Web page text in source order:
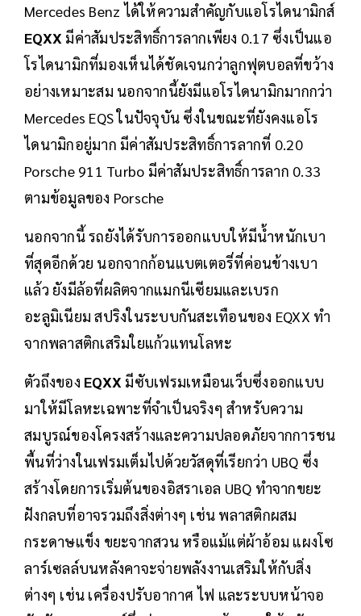
Mercedes Benz ได้ให้ความสำคัญกับแอโรไดนามิกส์
EQXX มีค่าสัมประสิทธิ์การลากเพียง 0.17 ซึ่งเป็นแอ
โรไดนามิกที่มองเห็นได้ชัดเจนกว่าลูกฟุตบอลที่ขว้าง
อย่างเหมาะสม นอกจากนี้ยังมีแอโรไดนามิกมากกว่า
Mercedes EQS ในปัจจุบัน ซึ่งในขณะที่ยังคงแอโร
ไดนามิกอยู่มาก มีค่าสัมประสิทธิ์การลากที่ 0.20
Porsche 911 Turbo มีค่าสัมประสิทธิ์การลาก 0.33
ตามข้อมูลของ Porsche
นอกจากนี้ รถยังได้รับการออกแบบให้มีน้ำหนักเบา
ที่สุดอีกด้วย นอกจากก้อนแบตเตอรี่ที่ค่อนข้างเบา
แล้ว ยังมีล้อที่ผลิตจากแมกนีเซียมและเบรก
อะลูมิเนียม สปริงในระบบกันสะเทือนของ EQXX ทำ
จากพลาสติกเสริมใยแก้วแทนโลหะ
ตัวถึงของ EQXX มีซับเฟรมเหมือนเว็บซึ่งออกแบบ
มาให้มีโลหะเฉพาะที่จำเป็นจริงๆ สำหรับความ
สมบูรณ์ของโครงสร้างและความปลอดภัยจากการชน
พื้นที่ว่างในเฟรมเต็มไปด้วยวัสดุที่เรียกว่า UBQ ซึ่ง
สร้างโดยการเริ่มต้นของอิสราเอล UBQ ทำจากขยะ
ฝังกลบที่อาจรวมถึงสิ่งต่างๆ เช่น พลาสติกผสม
กระดาษแข็ง ขยะจากสวน หรือแม้แต่ผ้าอ้อม แผงโซ
ลาร์เซลล์บนหลังคาจะจ่ายพลังงานเสริมให้กับสิ่ง
ต่างๆ เช่น เครื่องปรับอากาศ ไฟ และระบบหน้าจอ